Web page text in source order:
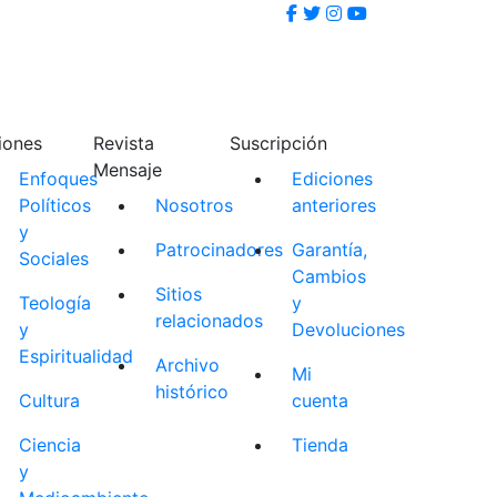
Enfoques
Políticos
y
Sociales
Teología
y
Espiritualidad
Cultura
Ciencia
y
Revista
Mensaje
Nosotros
Patrocinadores
Sitios
relacionados
Archivo
histórico
Suscripción
Ediciones
anteriores
Garantía,
Cambios
y
Devoluciones
Mi
cuenta
Tienda